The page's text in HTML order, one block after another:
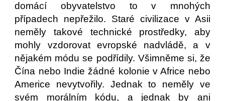
domácí obyvatelstvo to v mnohých
případech nepřežilo. Staré civilizace v Asii
neměly takové technické prostředky, aby
mohly vzdorovat evropské nadvládě, a v
nějakém módu se podřídily. Všimněme si, že
Čína nebo Indie žádné kolonie v Africe nebo
Americe nevytvořily. Jednak to neměly ve
svém morálním kódu, a jednak by ani